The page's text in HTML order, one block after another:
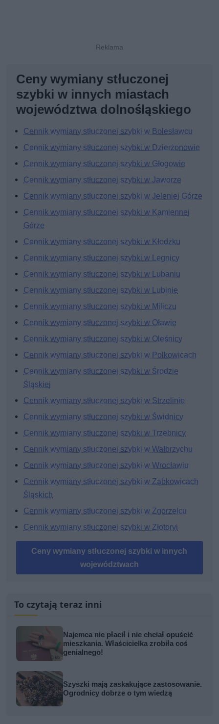
Ceny wymiany stłuczonej
szybki w innych miastach
województwa dolnośląskiego
Cennik wymiany stłuczonej szybki w Bolesławcu
Cennik wymiany stłuczonej szybki w Dzierżonowie
Cennik wymiany stłuczonej szybki w Głogowie
Cennik wymiany stłuczonej szybki w Jaworze
Cennik wymiany stłuczonej szybki w Jeleniej Górze
Cennik wymiany stłuczonej szybki w Kamiennej
Górze
Cennik wymiany stłuczonej szybki w Kłodzku
Cennik wymiany stłuczonej szybki w Legnicy
Cennik wymiany stłuczonej szybki w Lubaniu
Cennik wymiany stłuczonej szybki w Lubinie
Cennik wymiany stłuczonej szybki w Miliczu
Cennik wymiany stłuczonej szybki w Oławie
Cennik wymiany stłuczonej szybki w Oleśnicy
Cennik wymiany stłuczonej szybki w Polkowicach
Cennik wymiany stłuczonej szybki w Środzie
Śląskiej
Cennik wymiany stłuczonej szybki w Strzelinie
Cennik wymiany stłuczonej szybki w Świdnicy
Cennik wymiany stłuczonej szybki w Trzebnicy
Cennik wymiany stłuczonej szybki w Wałbrzychu
Cennik wymiany stłuczonej szybki w Wrocławiu
Cennik wymiany stłuczonej szybki w Ząbkowicach
Śląskich
Cennik wymiany stłuczonej szybki w Zgorzelcu
Cennik wymiany stłuczonej szybki w Złotoryi
Ceny wymiany stłuczonej szybki w innych
województwach
To czytają teraz inni
Najemca nie płacił i nie chciał opuścić
mieszkania. Właścicielka zrobiła coś
genialnego!
Szyszki mają zaskakujące zastosowanie.
Ogrodnicy dobrze o tym wiedzą